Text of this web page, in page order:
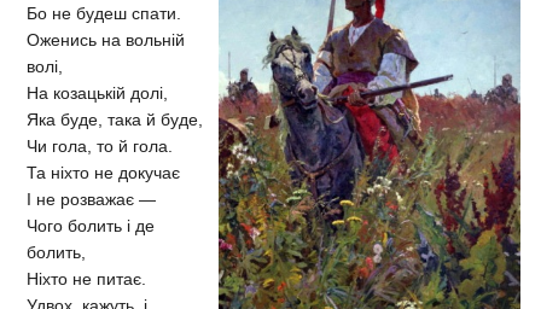
Бо не будеш спати.
Оженись на вольній
волі,
На козацькій долі,
Яка буде, така й буде,
Чи гола, то й гола.
Та ніхто не докучає
І не розважає —
Чого болить і де
болить,
Ніхто не питає.
Удвох, кажуть, і